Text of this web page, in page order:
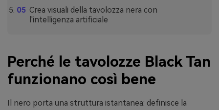
Crea visuali della tavolozza nera con
l'intelligenza artificiale
Perché le tavolozze Black Tan
funzionano così bene
Il nero porta una struttura istantanea: definisce la